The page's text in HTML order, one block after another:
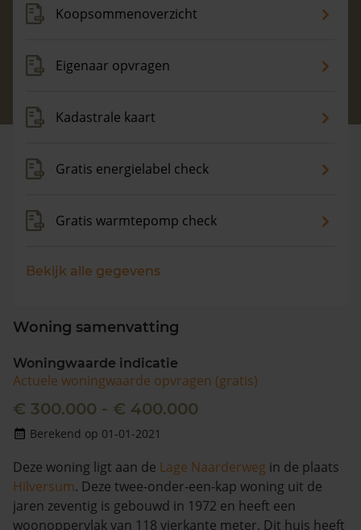
Koopsommenoverzicht
Eigenaar opvragen
Kadastrale kaart
Gratis energielabel check
Gratis warmtepomp check
Bekijk alle gegevens
Woning samenvatting
Woningwaarde indicatie
Actuele woningwaarde opvragen (gratis)
€ 300.000 - € 400.000
Berekend op 01-01-2021
Deze woning ligt aan de Lage Naarderweg in de plaats
Hilversum. Deze twee-onder-een-kap woning uit de
jaren zeventig is gebouwd in 1972 en heeft een
woonoppervlak van 118 vierkante meter. Dit huis heeft